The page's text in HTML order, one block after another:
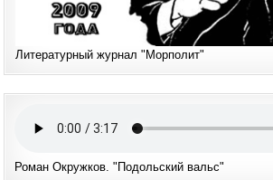
Литературный журнал "Морполит"
Роман Окружков. "Подольский вальс"